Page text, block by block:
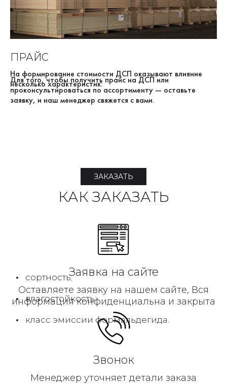
На формирование стоимости ДСП оказывают влияние
несколько характеристик:
сортность;
влагостойкость;
класс эмиссии формальдегида.
ПРАЙС
Для того, чтобы получить прайс на ДСП или
проконсультироваться по ассортименту — оставьте
заявку, и наш менеджер свяжется с вами.
ЗАКАЗАТЬ
КАК ЗАКАЗАТЬ
Заявка на сайте
Оставляете заявку на нашем сайте, Вся
информация конфиденциальна и закрыта
Звонок
Менеджер уточняет детали заказа